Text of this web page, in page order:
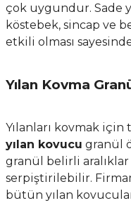
çok uygundur. Sade
köstebek, sincap ve
etkili olması
Yılan Kovma
Yılanları kovmak
yılan kovucu granül
granül belirli
serpiştirilebilir.
bütün yılan